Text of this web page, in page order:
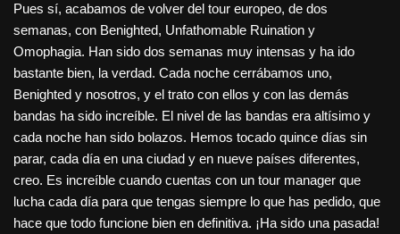
Pues sí, acabamos de volver del tour europeo, de dos
semanas, con Benighted, Unfathomable Ruination y
Omophagia. Han sido dos semanas muy intensas y ha ido
bastante bien, la verdad. Cada noche cerrábamos uno,
Benighted y nosotros, y el trato con ellos y con las demás
bandas ha sido increíble. El nivel de las bandas era altísimo y
cada noche han sido bolazos. Hemos tocado quince días sin
parar, cada día en una ciudad y en nueve países diferentes,
creo. Es increíble cuando cuentas con un tour manager que
lucha cada día para que tengas siempre lo que has pedido, que
hace que todo funcione bien en definitiva. ¡Ha sido una pasada!